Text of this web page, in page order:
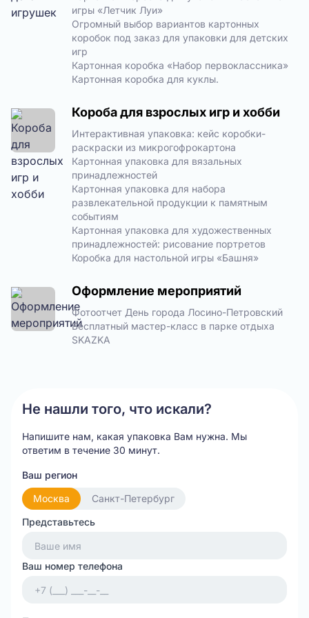
игры «Летчик Луи»
Огромный выбор вариантов картонных
коробок под заказ для упаковки для детских
игр
Картонная коробка «Набор первоклассника»
Картонная коробка для куклы.
Короба для взрослых игр и хобби
Интерактивная упаковка: кейс коробки-
раскраски из микрогофрокартона
Картонная упаковка для вязальных
принадлежностей
Картонная упаковка для набора
развлекательной продукции к памятным
событиям
Картонная упаковка для художественных
принадлежностей: рисование портретов
Коробка для настольной игры «Башня»
Оформление мероприятий
Фотоотчет День города Лосино-Петровский
Бесплатный мастер-класс в парке отдыха
SKAZKA
Не нашли того, что искали?
Напишите нам, какая упаковка Вам нужна. Мы
ответим в течение 30 минут.
Ваш регион
Москва
Санкт-Петербург
Представьтесь
Ваш номер телефона